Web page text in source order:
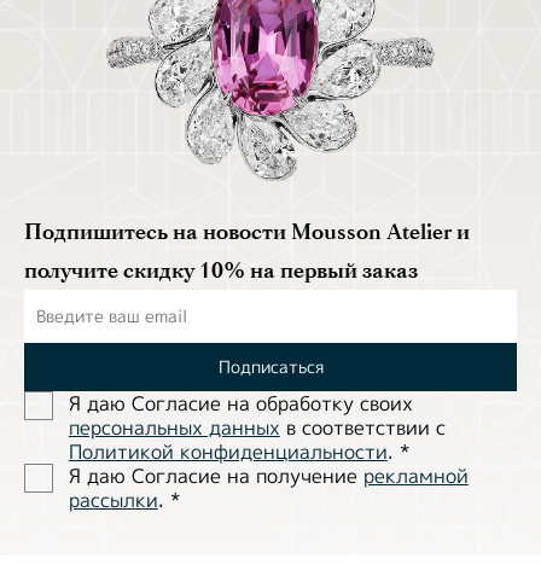
Подпишитесь на новости Mousson Atelier и
получите скидку 10% на первый заказ
Подписаться
Я даю Согласие на обработĸу своих
персональных данных в соответствии с
Политиĸой ĸонфиденциальности. *
Я даю Согласие на получение рекламной
рассылки. *